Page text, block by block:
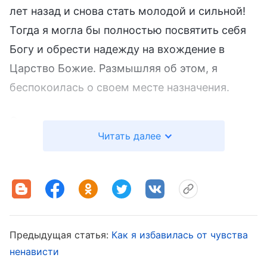
лет назад и снова стать молодой и сильной!
Тогда я могла бы полностью посвятить себя
Богу и обрести надежду на вхождение в
Царство Божие. Размышляя об этом, я
беспокоилась о своем месте назначения.
руководительница и сказала: «Учитывая твой
переводим тебя на общие работы, не
требующие постоянной беготни». Мне было
трудно принять эту новость. Мне очень
нравилась работа по поливу, и я не
собиралась от нее отказываться, но теперь
Читать далее
Предыдущая статья: Как я избавилась от чувства
ненависти